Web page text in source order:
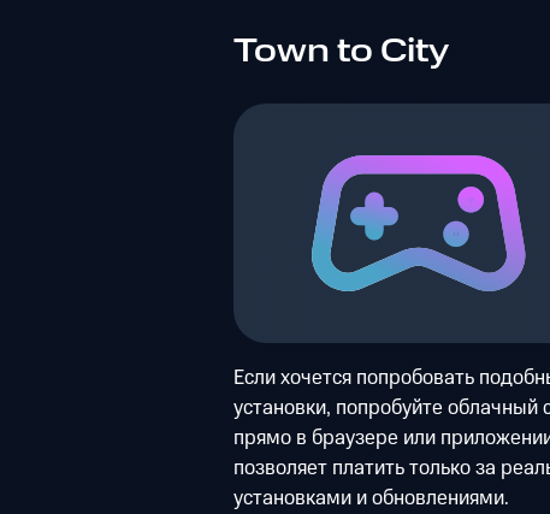
Town to City
Если хочется попробовать
установки, попробуйте облачный
прямо в браузере или
позволяет платить только за
установками и обновлениями.